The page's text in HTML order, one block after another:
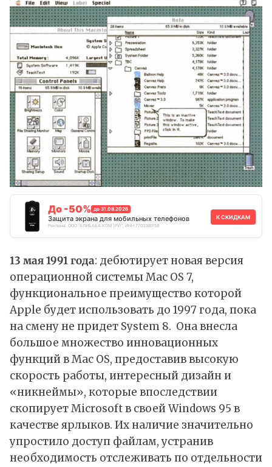
До -50% до 31.08.2026
Защита экрана для мобильных телефонов
Реклама. ООО "АЛИБАБА.КОМ (РУ)", ИНН 7703380158
К СКИДКАМ
13 мая 1991 года: дебютирует новая версия
операционной системы Mac OS 7,
функциональное преимущество которой
Apple будет использовать до 1997 года, пока
на смену не придет System 8. Она внесла
большое множество инновационных
функций в Mac OS, предоставив высокую
скорость работы, интересный дизайн и
«никнеймы», которые впоследствии
скопирует Microsoft в своей Windows 95 в
качестве ярлыков. Их наличие значительно
упростило доступ файлам, устранив
необходимость отслеживать по отдельности